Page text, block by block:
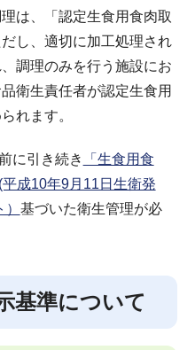
は、「認定生食用食肉取
し、適切に加工処理され
調理のみを行う施設にお
衛生責任者が認定生食用
れます。
に引き続き
「生食用食
成10年9月11日生衛発
基づいた衛生管理が必
基準について